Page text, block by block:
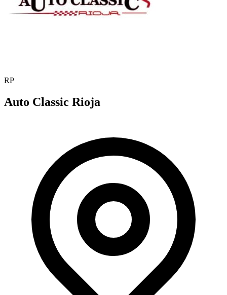
RP
Auto Classic Rioja